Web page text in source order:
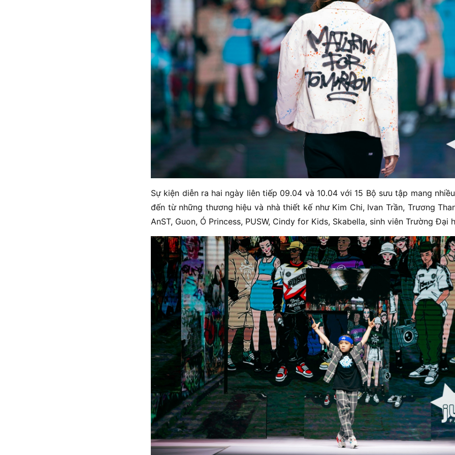
Sự kiện diễn ra hai ngày liên tiếp 09.04 và 10.04 với 15 Bộ sưu tập mang
đến từ những thương hiệu và nhà thiết kế như Kim Chi, Ivan Trần, Trương
AnST, Guon, Ó Princess, PUSW, Cindy for Kids, Skabella, sinh viên Trường Đại